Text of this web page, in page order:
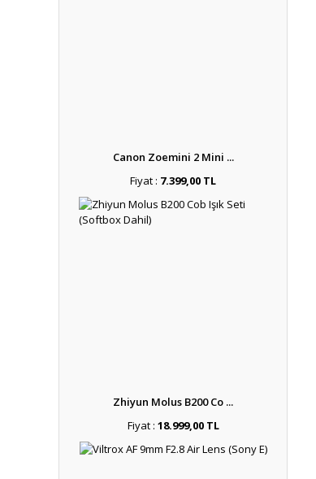
Canon Zoemini 2 Mini ...
Fiyat : 7.399,00 TL
Zhiyun Molus B200 Co ...
Fiyat : 18.999,00 TL